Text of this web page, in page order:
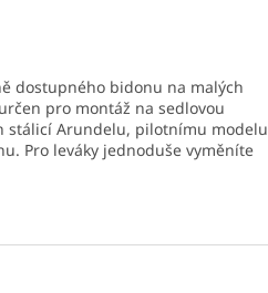
dostupného bidonu na malých
pro montáž na sedlovou
stálicí Arundelu, pilotnímu modelu
Pro leváky jednoduše vyměníte